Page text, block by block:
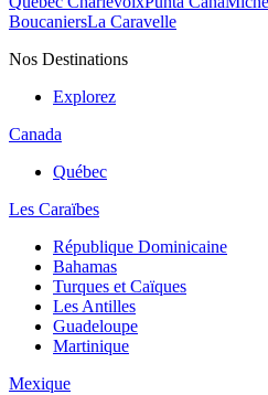
BoucaniersLa Caravelle
Nos Destinations
Explorez
Canada
Québec
Les Caraïbes
République Dominicaine
Bahamas
Turques et Caïques
Les Antilles
Guadeloupe
Martinique
Mexique